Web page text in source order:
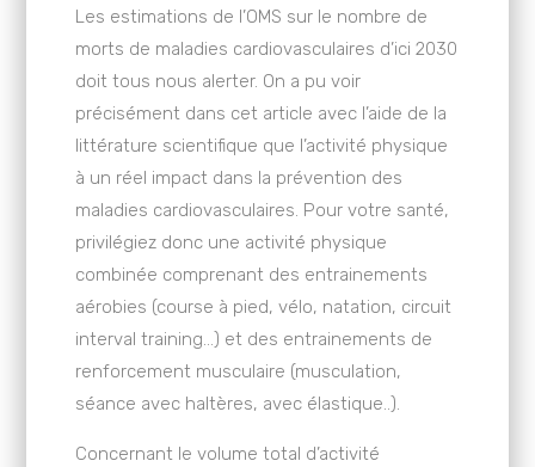
Les estimations de l’OMS sur le nombre de
morts de maladies cardiovasculaires d’ici 2030
doit tous nous alerter. On a pu voir
précisément dans cet article avec l’aide de la
littérature scientifique que l’activité physique
à un réel impact dans la prévention des
maladies cardiovasculaires. Pour votre santé,
privilégiez donc une activité physique
combinée comprenant des entrainements
aérobies (course à pied, vélo, natation, circuit
interval training…) et des entrainements de
renforcement musculaire (musculation,
séance avec haltères, avec élastique..).
Concernant le volume total d’activité